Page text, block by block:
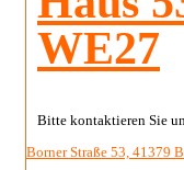
WE27
Bitte kontaktieren Sie
Borner Straße 53, 41379